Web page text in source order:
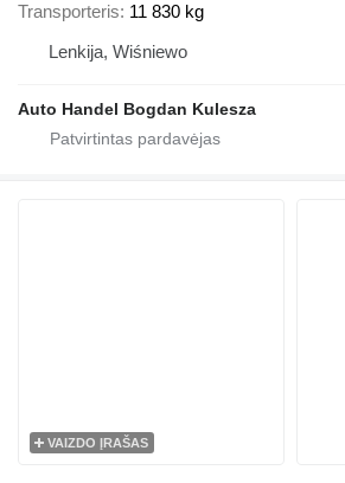
Transporteris 11 830 kg
Lenkija, Wiśniewo
Auto Handel Bogdan Kulesza
VAIZDO ĮRAŠAS